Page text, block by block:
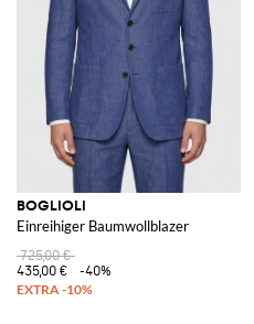
BOGLIOLI
Einreihiger Baumwollblazer
725,00 €
435,00 €
-40%